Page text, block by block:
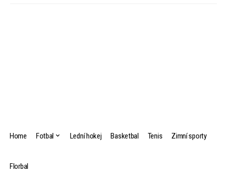
Home Fotbal Lední hokej Basketbal Tenis Zimní sporty
Florbal